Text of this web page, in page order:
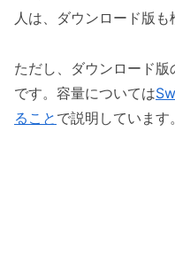
人は、ダウンロード版も
ただし、ダウンロード
です。容量については
ること で説明しています。